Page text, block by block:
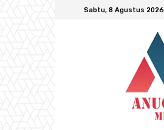
Sabtu, 8 Agustus 2026